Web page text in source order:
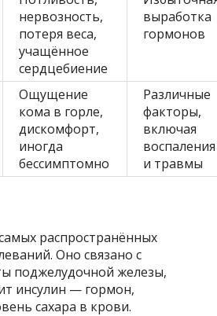
нервозность,
потеря веса,
учащённое
сердцебиение
выработка
гормонов
Ощущение
кома в горле,
дискомфорт,
иногда
бессимптомно
Различные
факторы,
включая
воспаления
и травмы
распространённых
Оно связано с
поджелудочной железы,
инсулин — гормон,
сахара в крови.